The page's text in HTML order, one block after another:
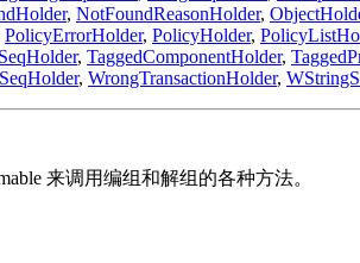
, NotFoundReasonHolder,
PolicyErrorHolder, PolicyHolder,
, TaggedComponentHolder,
, WrongTransactionHolder,
来调用编组和解组的各种方法。